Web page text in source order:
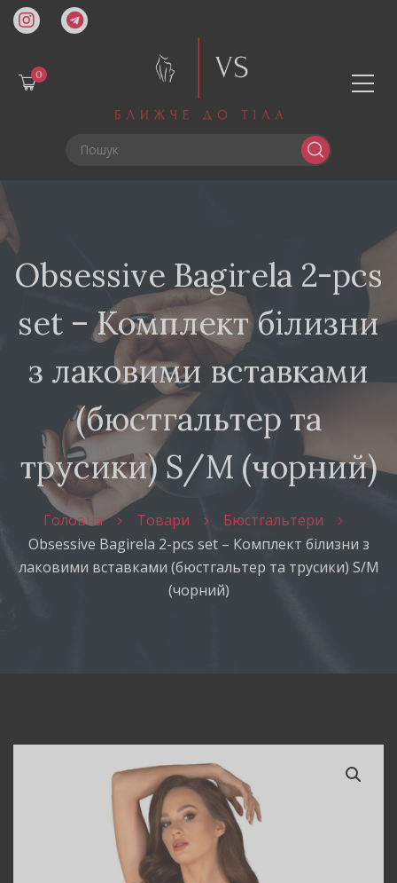
0
Obsessive Bagirela 2-pcs
set – Комплект білизни
з лаковими вставками
(бюстгальтер та
трусики) S/M (чорний)
Головна Товари
Бюстгальтери
Obsessive Bagirela 2-pcs set – Комплект білизни з
лаковими вставками (бюстгальтер та трусики) S/M
(чорний)